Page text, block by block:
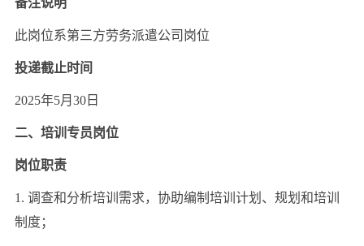
此岗位系第三方劳务派遣公司岗位
投递截止时间
2025年5月30日
二、培训专员岗位
岗位职责
1. 调查和分析培训需求，协助编制培训计划、规划和培训
制度；